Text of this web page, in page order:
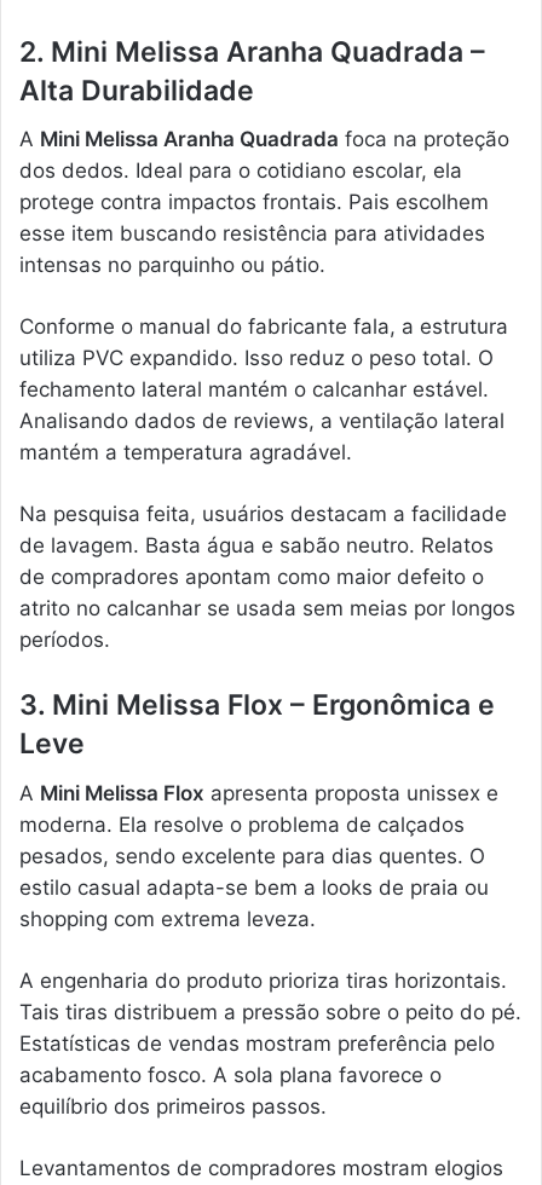
2. Mini Melissa Aranha Quadrada –
Alta Durabilidade
A Mini Melissa Aranha Quadrada foca na proteção
dos dedos. Ideal para o cotidiano escolar, ela
protege contra impactos frontais. Pais escolhem
esse item buscando resistência para atividades
intensas no parquinho ou pátio.
Conforme o manual do fabricante fala, a estrutura
utiliza PVC expandido. Isso reduz o peso total. O
fechamento lateral mantém o calcanhar estável.
Analisando dados de reviews, a ventilação lateral
mantém a temperatura agradável.
Na pesquisa feita, usuários destacam a facilidade
de lavagem. Basta água e sabão neutro. Relatos
de compradores apontam como maior defeito o
atrito no calcanhar se usada sem meias por longos
períodos.
3. Mini Melissa Flox – Ergonômica e
Leve
A Mini Melissa Flox apresenta proposta unissex e
moderna. Ela resolve o problema de calçados
pesados, sendo excelente para dias quentes. O
estilo casual adapta-se bem a looks de praia ou
shopping com extrema leveza.
A engenharia do produto prioriza tiras horizontais.
Tais tiras distribuem a pressão sobre o peito do pé.
Estatísticas de vendas mostram preferência pelo
acabamento fosco. A sola plana favorece o
equilíbrio dos primeiros passos.
Levantamentos de compradores mostram elogios